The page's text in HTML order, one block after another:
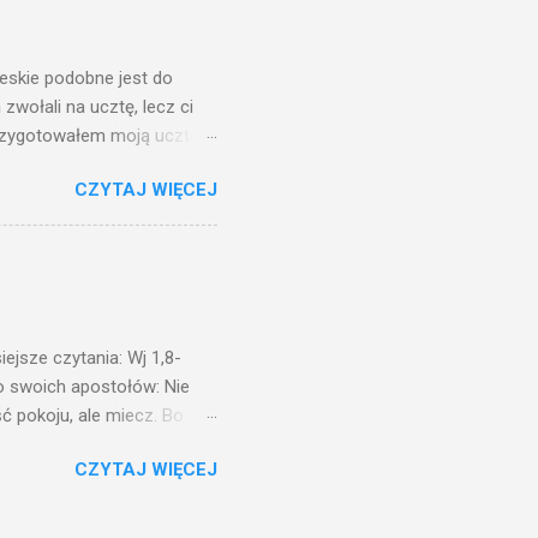
podobne jest do
na ucztę, lecz ci
moją ucztę:
Na to król uniósł się
sługom: Uczta
na ucztę wszystkich,
I sala zapełniła się
CZYTAJ WIĘCEJ
czytania: Wj 1,8-
swoich apostołów: Nie
pokoju, ale miecz. Bo
Mnie godzien. I kto kocha
CZYTAJ WIĘCEJ